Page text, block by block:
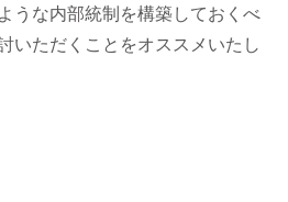
うな内部統制を構築しておくべ
いただくことをオススメいたし